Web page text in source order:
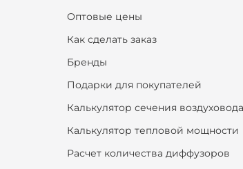
Оптовые цены
Как сделать заказ
Бренды
Подарки для покупателей
Калькулятор сечения воздуховода
Калькулятор тепловой мощности
Расчет количества диффузоров